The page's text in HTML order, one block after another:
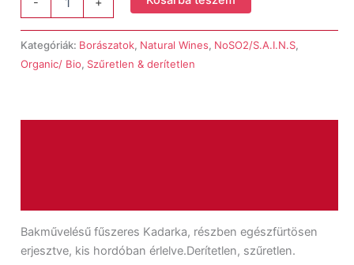
Herreberg
2024
Kategóriák: Borászatok, Natural Wines, NoSO2/S.A.I.N.S,
Organic/ Bio, Szűretlen & derítetlen
Bakművelésű fűszeres Kadarka, részben egészfürtösen
erjesztve, kis hordóban érlelve.Derítetlen, szűretlen.